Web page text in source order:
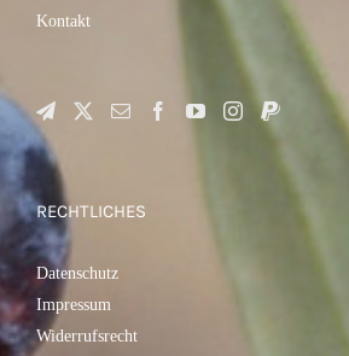
Kontakt
RECHTLICHES
Datenschutz
Impressum
Widerrufsrecht